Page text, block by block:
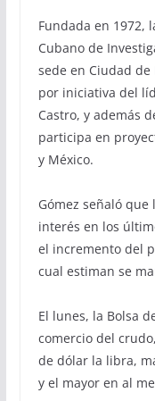
Fundada en 1972,
Cubano de
sede en Ciudad de
por iniciativa del
Castro, y además
participa en
y México.
Gómez señaló
interés en los
el incremento del
cual estiman se
El lunes, la Bolsa
comercio del
de dólar la libra,
y el mayor en al